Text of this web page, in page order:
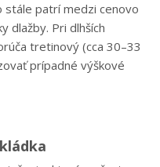
stále patrí medzi cenovo
dlažby. Pri dlhších
tretinový (cca 30–33
prípadné výškové